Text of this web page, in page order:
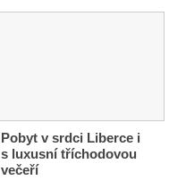
Pobyt v srdci Liberce i
s luxusní tříchodovou
večeří